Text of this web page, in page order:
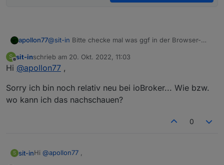
apollon77@sit-in Bitte checke mal was ggf in der Browser-
S
Offline
sit-inschrieb am 20. Okt. 2022, 11:03
zuletzt editiert von
Hi @apollon77 ,
Sorry ich bin noch relativ neu bei ioBroker... Wie bzw.
wo kann ich das nachschauen?
0
S sit-inHi @apollon77 ,